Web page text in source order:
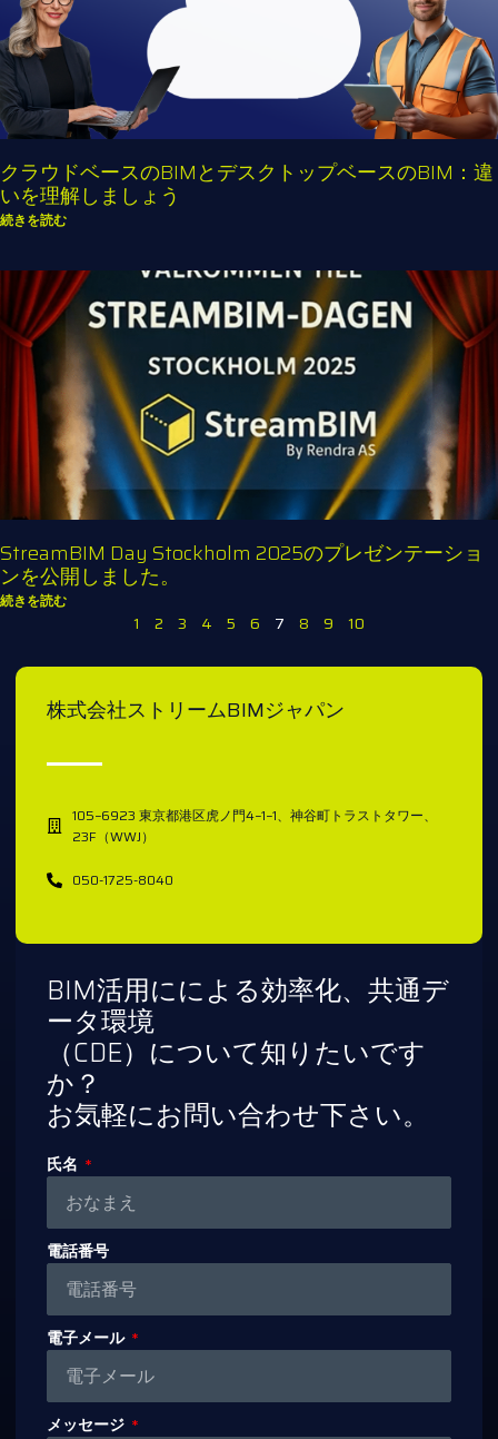
クラウドベースのBIMとデスクトップベースのBIM：違
いを理解しましょう
続きを読む
StreamBIM Day Stockholm 2025のプレゼンテーショ
ンを公開しました。
続きを読む
1 2 3 4 5 6 7 8 9 10
株式会社ストリームBIMジャパン
105−6923 東京都港区虎ノ門4−1−1、神谷町トラストタワー、
23F（WWJ）
050-1725-8040
BIM活用にによる効率化、共通デ
ータ環境
（CDE）について知りたいです
か？
お気軽にお問い合わせ下さい。
氏名
電話番号
電子メール
メッセージ